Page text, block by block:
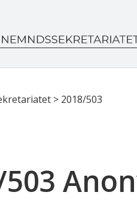
> 2018/503
503